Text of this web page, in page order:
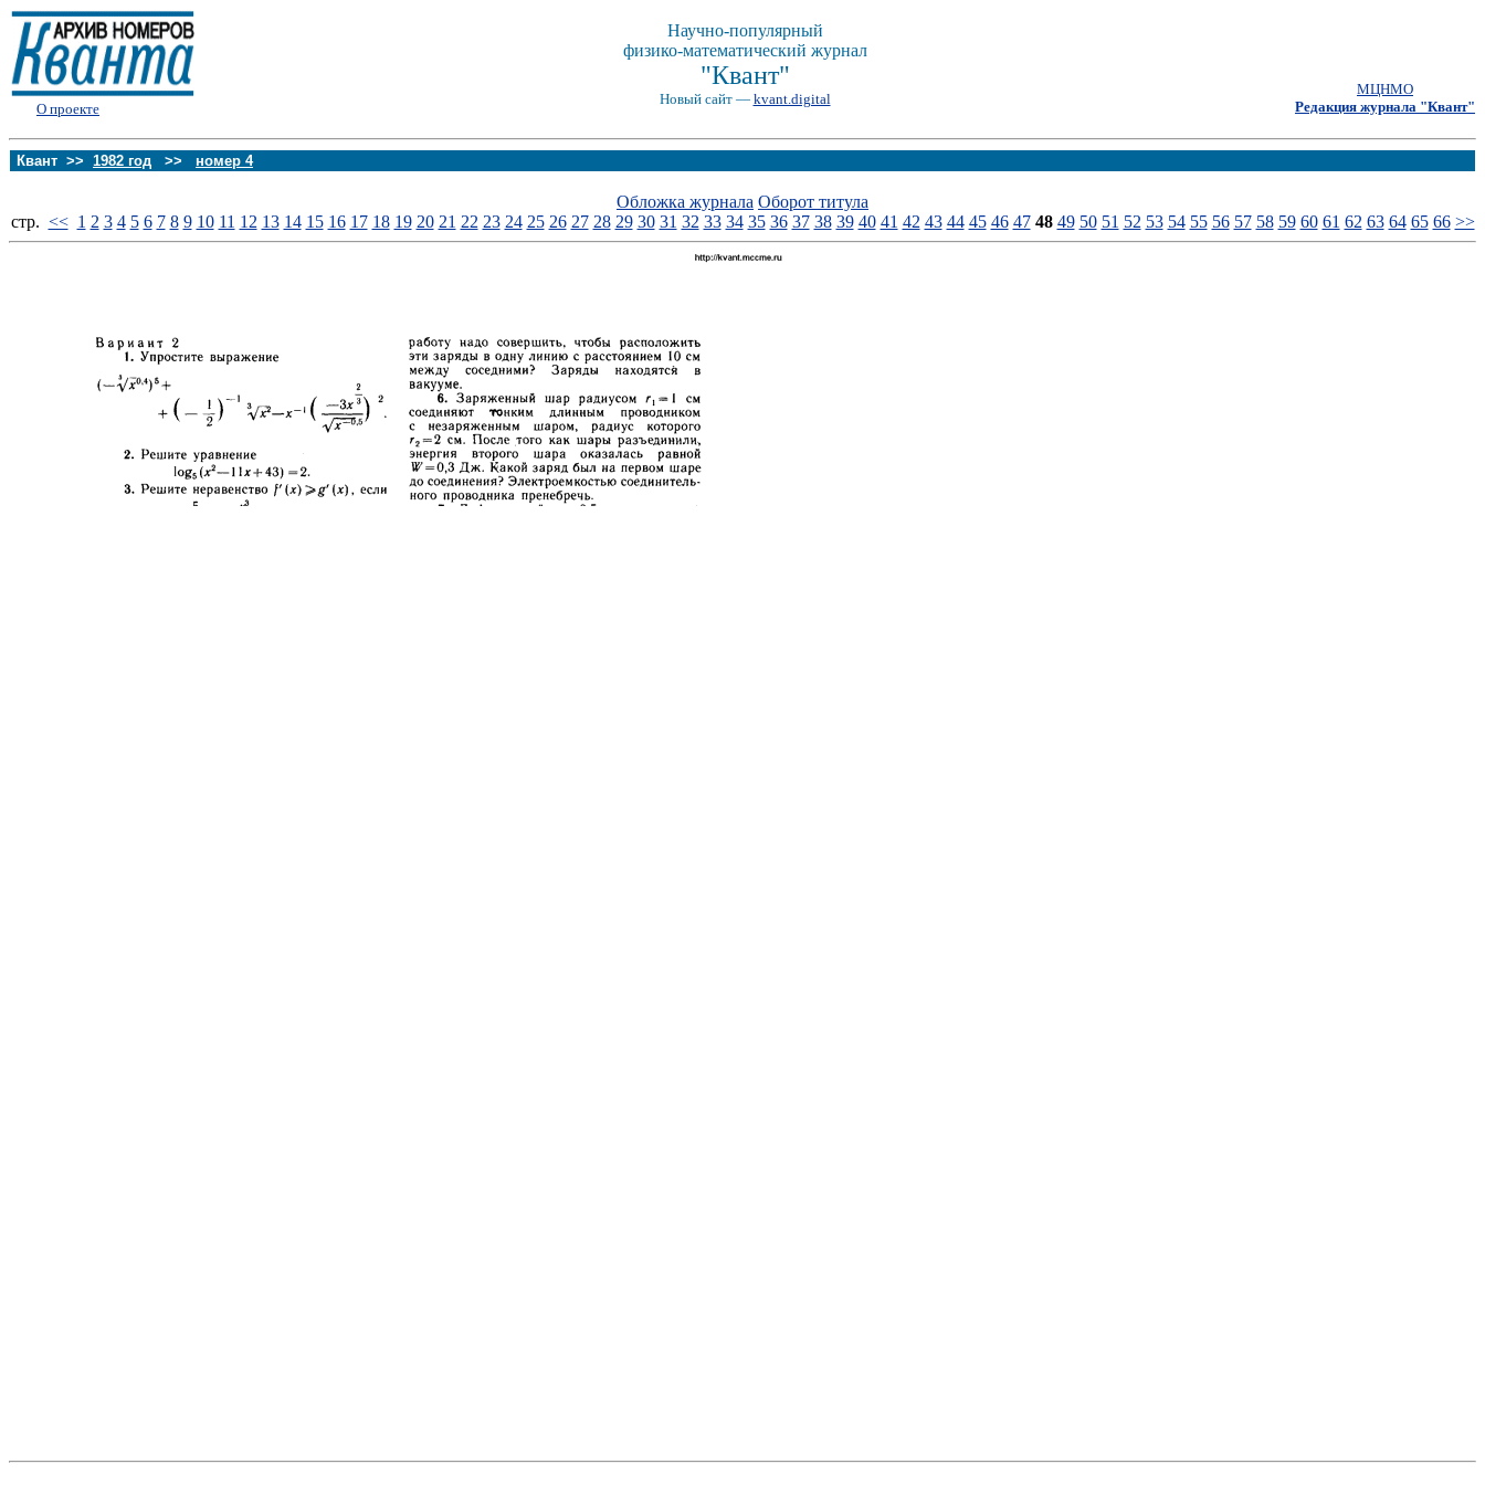
О проекте
Научно-популярный
физико-математический журнал
"Квант"
Новый сайт — kvant.digital
МЦНМО
Редакция журнала "Квант"
Квант >> 1982 год >> номер 4
Обложка журнала Оборот титула
стp. << 1 2 3 4 5 6 7 8 9 10 11 12 13 14 15 16 17 18 19 20 21 22 23 24 25 26 27 28 29 30 31 32 33 34 35 36 37 38 39 40 41 42 43 44 45 46 47 48 49 50 51 52 53 54 55 56 57 58 59 60 61 62 63 64 65 66 >>